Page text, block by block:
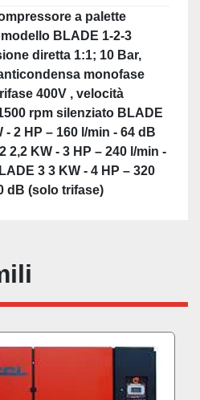
il raggiungimento
ottimale, garantendo un
nel tempo.
La Serie BLADE
Per facilitare le
i compressori BLADE
completo kit di
della Serie
di fondazioni e fissaggio.
a palette
modello BLADE 1-2-3
diretta 1:1; 10 Bar,
monofase
400V , velocità
rpm silenziato BLADE
- 2 HP – 160 l/min - 64 dB
2,2 KW - 3 HP – 240 l/min -
3 3 KW - 4 HP – 320
dB (solo trifase)